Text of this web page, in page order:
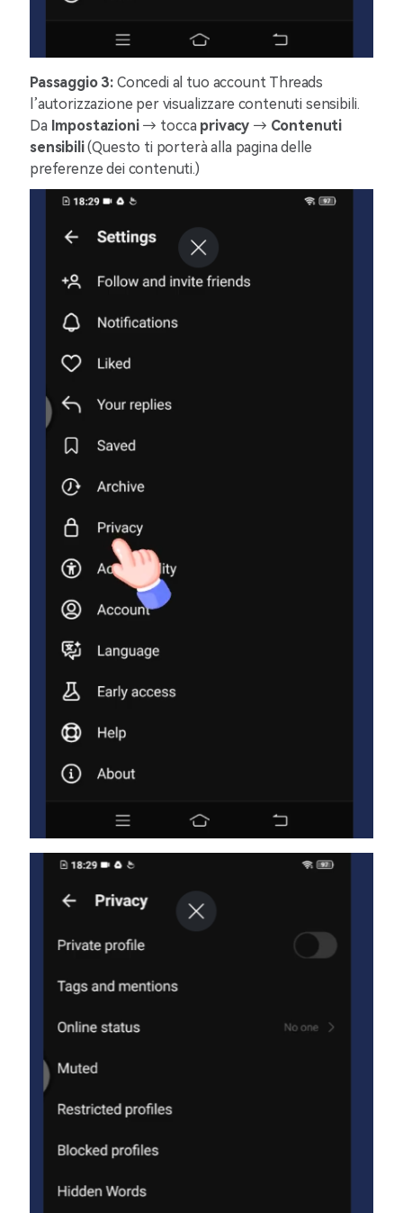
Passaggio 3: Concedi al tuo account Threads
l’autorizzazione per visualizzare contenuti sensibili.
Da Impostazioni→ tocca privacy → Contenuti
sensibili(Questo ti porterà alla pagina delle
preferenze dei contenuti.)